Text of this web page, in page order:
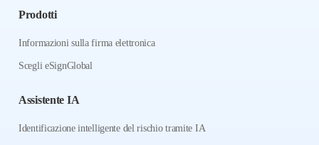
Prodotti
Informazioni sulla firma elettronica
Scegli eSignGlobal
Assistente IA
Identificazione intelligente del rischio tramite IA